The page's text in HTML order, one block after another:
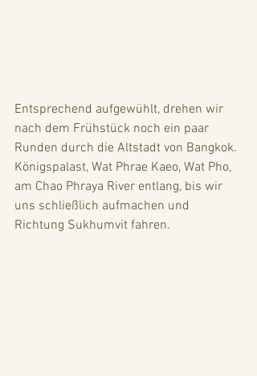
Entsprechend aufgewühlt, drehen wir
nach dem Frühstück noch ein paar
Runden durch die Altstadt von Bangkok.
Königspalast, Wat Phrae Kaeo, Wat Pho,
am Chao Phraya River entlang, bis wir
uns schließlich aufmachen und
Richtung Sukhumvit fahren.